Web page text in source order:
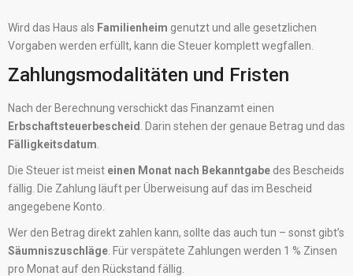
Wird das Haus als Familienheim genutzt und alle gesetzlichen
Vorgaben werden erfüllt, kann die Steuer komplett wegfallen.
Zahlungsmodalitäten und Fristen
Nach der Berechnung verschickt das Finanzamt einen
Erbschaftsteuerbescheid . Darin stehen der genaue Betrag und das
Fälligkeitsdatum
Die Steuer ist meist einen Monat nach Bekanntgabe des Bescheids
fällig. Die Zahlung läuft per Überweisung auf das im Bescheid
angegebene Konto.
Wer den Betrag direkt zahlen kann, sollte das auch tun – sonst gibt’s
Säumniszuschläge . Für verspätete Zahlungen werden 1 % Zinsen
pro Monat auf den Rückstand fällig.